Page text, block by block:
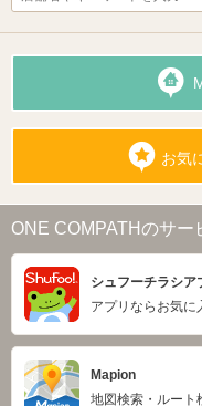
お気
ONE COMPATHのサー
シュフーチラシア
アプリならお気に
Mapion
地図検索・ルート